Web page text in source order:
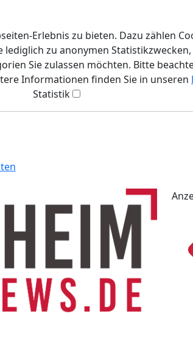
Erlebnis zu bieten. Dazu zählen
zu anonymen
Sie zulassen möchten. Bitte
Informationen finden Sie in unseren
Statistik